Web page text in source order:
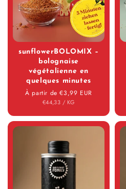
sunflowerBOLOMIX –
bolognaise
végétalienne en
quelques minutes
Prix régulier
À partir de €3,99 EUR
PRIX UNITAIRE
€44,33 / PAR
KG